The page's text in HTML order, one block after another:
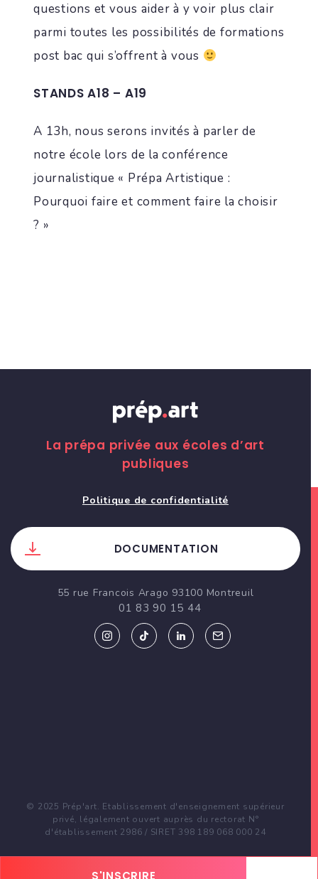
S'INSCRIRE
questions et vous aider à y voir plus clair
parmi toutes les possibilités de formations
post bac qui s’offrent à vous
STANDS A18 – A19
A 13h, nous serons invités à parler de
notre école lors de la conférence
journalistique « Prépa Artistique :
Pourquoi faire et comment faire la choisir
? »
La prépa privée aux écoles d’art
publiques
Politique de confidentialité
DOCUMENTATION
55 rue Francois Arago 93100 Montreuil
01 83 90 15 44
© 2025 Prép'art. Etablissement d'enseignement supérieur
privé, légalement ouvert auprès du rectorat N°
d'établissement 2986 / SIRET 398 189 068 000 24